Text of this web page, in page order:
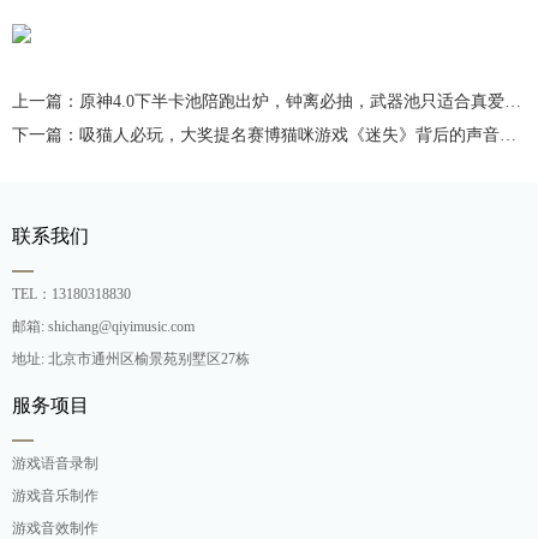
上一篇：原神4.0下半卡池陪跑出炉，钟离必抽，武器池只适合真爱党玩家抽
下一篇：吸猫人必玩，大奖提名赛博猫咪游戏《迷失》背后的声音制作
联系我们
TEL：13180318830
邮箱: shichang@qiyimusic.com
地址: 北京市通州区榆景苑别墅区27栋
服务项目
游戏语音录制
游戏音乐制作
游戏音效制作